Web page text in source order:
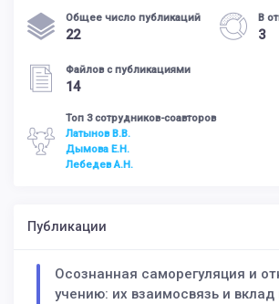
Общее число публикаций
22
В
3
Файлов с публикациями
14
Топ 3 сотрудников-соавторов
Латынов В.В.
Дымова Е.Н.
Лебедев А.Н.
Публикации
Осознанная саморегуляция и
учению: их взаимосвязь и